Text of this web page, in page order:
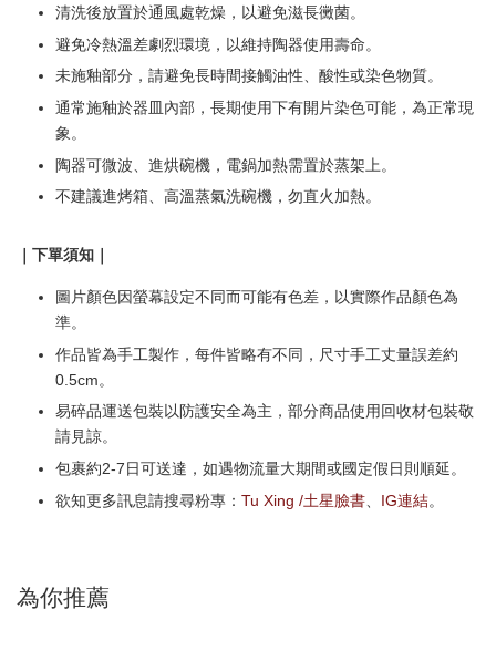
清洗後放置於通風處乾燥，以避免滋長黴菌。
避免冷熱溫差劇烈環境，以維持陶器使用壽命。
未施釉部分，請避免長時間接觸油性、酸性或染色物質。
通常施釉於器皿內部，長期使用下有開片染色可能，為正常現
象。
陶器可微波、進烘碗機，電鍋加熱需置於蒸架上。
不建議進烤箱、高溫蒸氣洗碗機，勿直火加熱。
｜下單須知｜
圖片顏色因螢幕設定不同而可能有色差，以實際作品顏色為
準。
作品皆為手工製作，每件皆略有不同，尺寸手工丈量誤差約
0.5cm。
易碎品運送包裝以防護安全為主，部分商品使用回收材包裝敬
請見諒。
包裹約2-7日可送達，如遇物流量大期間或國定假日則順延。
欲知更多訊息請搜尋粉專： Tu Xing /土星臉書 IG連結。
為你推薦